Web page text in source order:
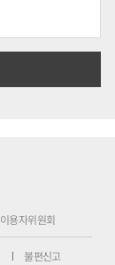
이용자위원회
불편신고